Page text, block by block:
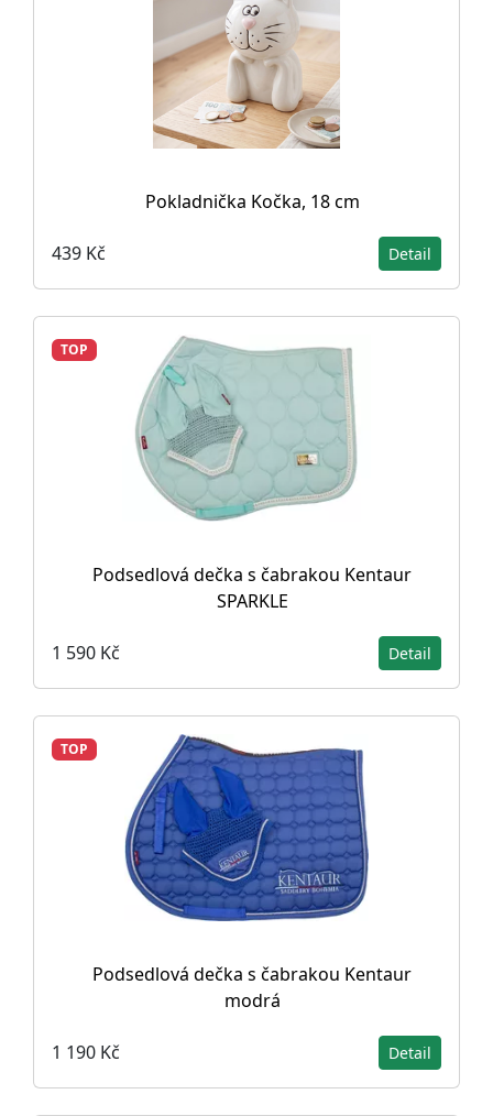
Pokladnička Kočka, 18 cm
439 Kč Detail
TOP
Podsedlová dečka s čabrakou Kentaur
SPARKLE
1 590 Kč Detail
TOP
Podsedlová dečka s čabrakou Kentaur
modrá
1 190 Kč Detail